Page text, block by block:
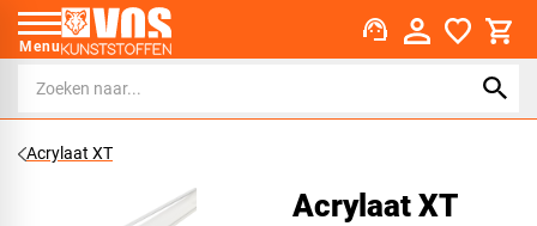
Menu support_agent
Acrylaat XT
Acrylaat XT